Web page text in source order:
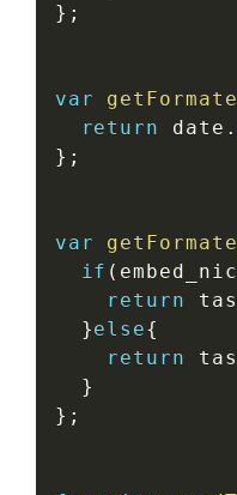
} ;
var
return
date .
} ;
var
if (
return
}else{
return
}
} ;